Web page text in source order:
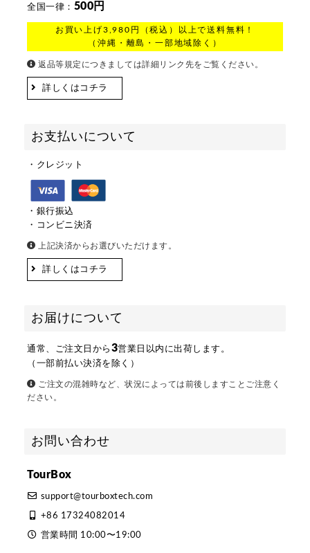
全国一律： 500円
お買い上げ3,980円（税込）以上で送料無料！
（沖縄・離島・一部地域除く）
返品等規定につきましては詳細リンク先をご覧ください。
詳しくはコチラ
お支払いについて
・クレジット
・銀行振込
・コンビニ決済
上記決済からお選びいただけます。
詳しくはコチラ
お届けについて
通常、ご注文日から 3営業日以内に出荷します。
（一部前払い決済を除く）
ご注文の混雑時など、状況によっては前後しますことご注意く
ださい。
お問い合わせ
TourBox
support@tourboxtech.com
+86 17324082014
営業時間 10:00〜19:00